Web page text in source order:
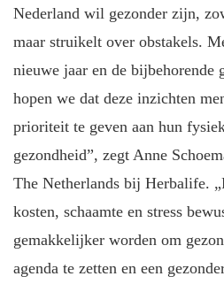
Nederland wil gezonder zijn,
maar struikelt over obstakels.
nieuwe jaar en de bijbehorende
hopen we dat deze inzichten
prioriteit te geven aan hun
gezondheid”, zegt Anne
The Netherlands bij Herbalife.
kosten, schaamte en stress
gemakkelijker worden om
agenda te zetten en een